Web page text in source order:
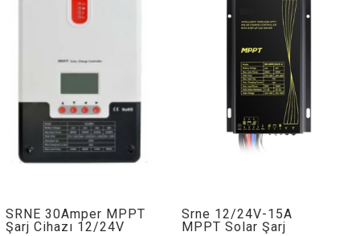
SRNE 30Amper MPPT
Şarj Cihazı 12/24V
Srne 12/24V-15A
MPPT Solar Şarj